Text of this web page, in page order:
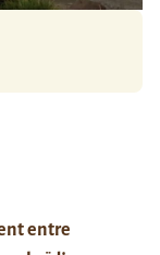
entre